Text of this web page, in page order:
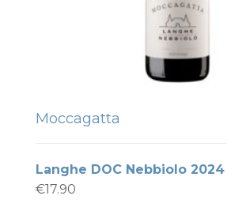
Moccagatta
Langhe DOC Nebbiolo
€17.90